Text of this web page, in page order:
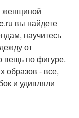
женщиной
вы найдете
научитесь
от
вещь по фигуре.
образов - все,
и удивляли